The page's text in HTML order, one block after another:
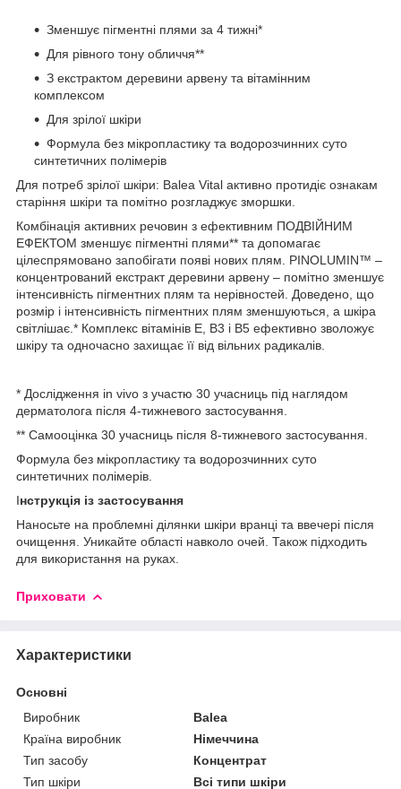
Зменшує пігментні плями за 4 тижні*
Для рівного тону обличчя**
З екстрактом деревини арвену та вітамінним
комплексом
Для зрілої шкіри
Формула без мікропластику та водорозчинних суто
синтетичних полімерів
Для потреб зрілої шкіри: Balea Vital активно протидіє ознакам
старіння шкіри та помітно розгладжує зморшки.
Комбінація активних речовин з ефективним ПОДВІЙНИМ
ЕФЕКТОМ зменшує пігментні плями** та допомагає
цілеспрямовано запобігати появі нових плям. PINOLUMIN™ –
концентрований екстракт деревини арвену – помітно зменшує
інтенсивність пігментних плям та нерівностей. Доведено, що
розмір і інтенсивність пігментних плям зменшуються, а шкіра
світлішає.* Комплекс вітамінів Е, В3 і В5 ефективно зволожує
шкіру та одночасно захищає її від вільних радикалів.
* Дослідження in vivo з участю 30 учасниць під наглядом
дерматолога після 4-тижневого застосування.
** Самооцінка 30 учасниць після 8-тижневого застосування.
Формула без мікропластику та водорозчинних суто
синтетичних полімерів.
Інструкція із застосування
Наносьте на проблемні ділянки шкіри вранці та ввечері після
очищення. Уникайте області навколо очей. Також підходить
для використання на руках.
Приховати
Характеристики
Основні
Виробник
Balea
Країна виробник
Німеччина
Тип засобу
Концентрат
Тип шкіри
Всі типи шкіри